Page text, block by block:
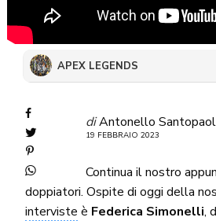
APEX LEGENDS
diAntonello
19 FEBBRAIO 2023
Continua il nostro
doppiatori. Ospite di oggi della
interviste è Federica Simonelli,